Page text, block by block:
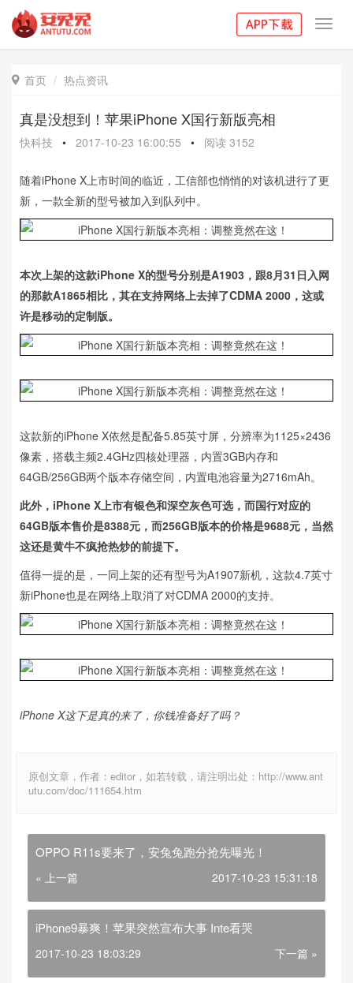
 首页 热点资讯
真是没想到！苹果iPhone X国行新版亮相
快科技 • 2017-10-23 16:00:55 • 阅读 3152
随着iPhone X上市时间的临近，工信部也悄悄的对该机进行了更
新，一款全新的型号被加入到队列中。
本次上架的这款iPhone X的型号分别是A1903，跟8月31日入网
的那款A1865相比，其在支持网络上去掉了CDMA 2000，这或
许是移动的定制版。
这款新的iPhone X依然是配备5.85英寸屏，分辨率为1125×2436
像素，搭载主频2.4GHz四核处理器，内置3GB内存和
64GB/256GB两个版本存储空间，内置电池容量为2716mAh。
此外，iPhone X上市有银色和深空灰色可选，而国行对应的
64GB版本售价是8388元，而256GB版本的价格是9688元，当然
这还是黄牛不疯抢热炒的前提下。
值得一提的是，一同上架的还有型号为A1907新机，这款4.7英寸
新iPhone也是在网络上取消了对CDMA 2000的支持。
iPhone X这下是真的来了，你钱准备好了吗？
原创文章，作者：editor，如若转载，请注明出处：http://www.ant
utu.com/doc/111654.htm
OPPO R11s要来了，安兔兔跑分抢先曝光！
« 上一篇 2017-10-23 15:31:18
iPhone9暴爽！苹果突然宣布大事 Inte看哭
2017-10-23 18:03:29 下一篇 »